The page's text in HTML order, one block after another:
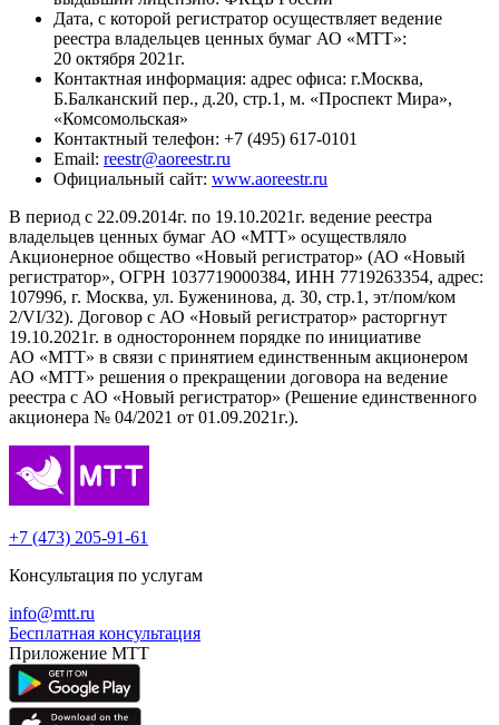
Дата, с которой регистратор осуществляет ведение
реестра владельцев ценных бумаг АО «МТТ»:
20 октября 2021г.
Контактная информация: адрес офиса: г.Москва,
Б.Балканский пер., д.20, стр.1, м. «Проспект Мира»,
«Комсомольская»
Контактный телефон: +7 (495) 617-0101
Email: reestr@aoreestr.ru
Официальный сайт: www.aoreestr.ru
В период с 22.09.2014г. по 19.10.2021г. ведение реестра
владельцев ценных бумаг АО «МТТ» осуществляло
Акционерное общество «Новый регистратор» (АО «Новый
регистратор», ОГРН 1037719000384, ИНН 7719263354, адрес:
107996, г. Москва, ул. Буженинова, д. 30, стр.1, эт/пом/ком
2/VI/32). Договор с АО «Новый регистратор» расторгнут
19.10.2021г. в одностороннем порядке по инициативе
АО «МТТ» в связи с принятием единственным акционером
АО «МТТ» решения о прекращении договора на ведение
реестра с АО «Новый регистратор» (Решение единственного
акционера № 04/2021 от 01.09.2021г.).
+7 (473) 205-91-61
Консультация по услугам
info@mtt.ru
Бесплатная консультация
Приложение МТТ